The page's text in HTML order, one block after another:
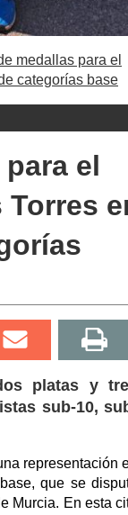
medallas para el
categorías base
el
platas y
sub-10,
representación
que se
Murcia. En esta